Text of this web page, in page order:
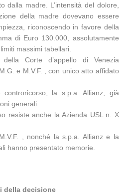
dalla madre. L’intensità del dolore,
della madre dovevano essere
riconoscendo in favore della
di Euro 130.000, assolutamente
massimi tabellari.
Corte d’appello di Venezia
e M.V.F. , con unico atto affidato
la s.p.a. Allianz, già
generali.
resiste anche la Azienda USL n. X
, nonché la s.p.a. Allianz e la
hanno presentato memorie.
della decisione